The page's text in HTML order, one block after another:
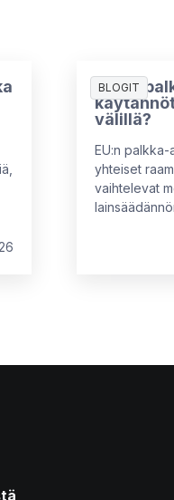
BLOGIT
Miten
välillä?
EU:n
yhteiset
vaihtelevat
blogissa